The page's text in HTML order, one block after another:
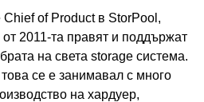
Chief of Product в StorPool,
от 2011-та правят и поддържат
на света storage система.
се е занимавал с много
на хардуер,